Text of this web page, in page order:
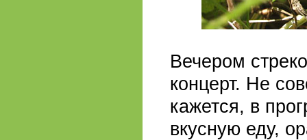
Вечером
концерт. Не
кажется, в
вкусную еду,